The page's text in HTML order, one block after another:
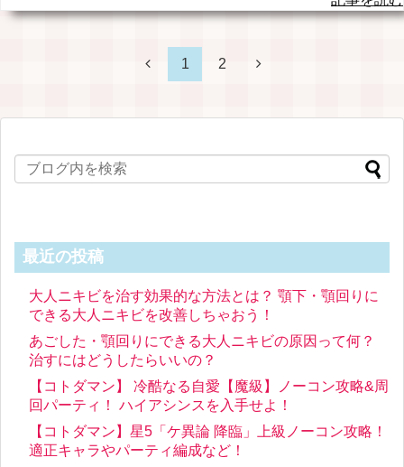
1 2
最近の投稿
大人ニキビを治す効果的な方法とは？ 顎下・顎回りに
できる大人ニキビを改善しちゃおう！
あごした・顎回りにできる大人ニキビの原因って何？
治すにはどうしたらいいの？
【コトダマン】 冷酷なる自愛【魔級】ノーコン攻略&周
回パーティ！ ハイアシンスを入手せよ！
【コトダマン】星5「ケ異論 降臨」上級ノーコン攻略！
適正キャラやパーティ編成など！